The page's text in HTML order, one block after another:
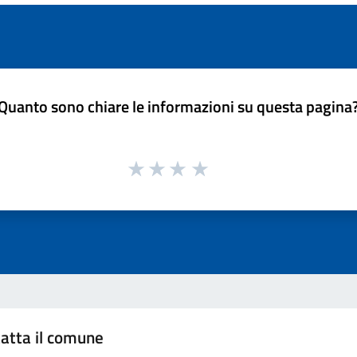
sono chiare le informazioni su questa
il comune